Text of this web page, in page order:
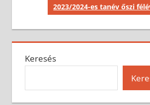
Post:
2023/2024-es tanév őszi
Keresés